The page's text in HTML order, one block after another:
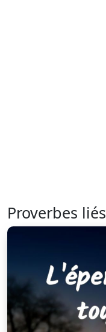
Proverbes liés